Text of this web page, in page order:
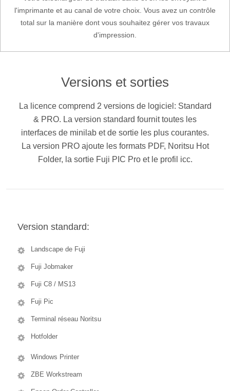
l'imprimante et au canal de votre choix. Vous avez un contrôle
total sur la manière dont vous souhaitez gérer vos travaux
d'impression.
Versions et sorties
La licence comprend 2 versions de logiciel: Standard
& PRO. La version standard fournit toutes les
interfaces de minilab et de sortie les plus courantes.
La version PRO ajoute les formats PDF, Noritsu Hot
Folder, la sortie Fuji PIC Pro et le profil icc.
Version standard:
Landscape de Fuji
Fuji Jobmaker
Fuji C8 / MS13
Fuji Pic
Terminal réseau Noritsu
Hotfolder
Windows Printer
ZBE Workstream